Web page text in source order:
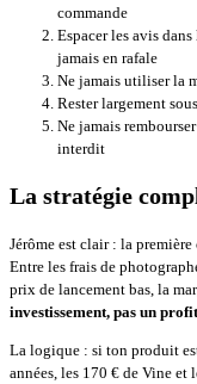
commande
Espacer les avis
jamais en rafale
Ne jamais utiliser la
Rester largement
Ne jamais
interdit
La stratégie
Jérôme est clair : la
Entre les frais de
prix de lancement bas, la
investissement, pas un
La logique : si ton produit
années, les 170 € de Vine et